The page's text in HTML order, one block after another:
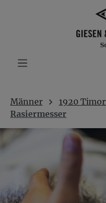
Zum Hauptinhalt
Männer
1920
Rasiermesser